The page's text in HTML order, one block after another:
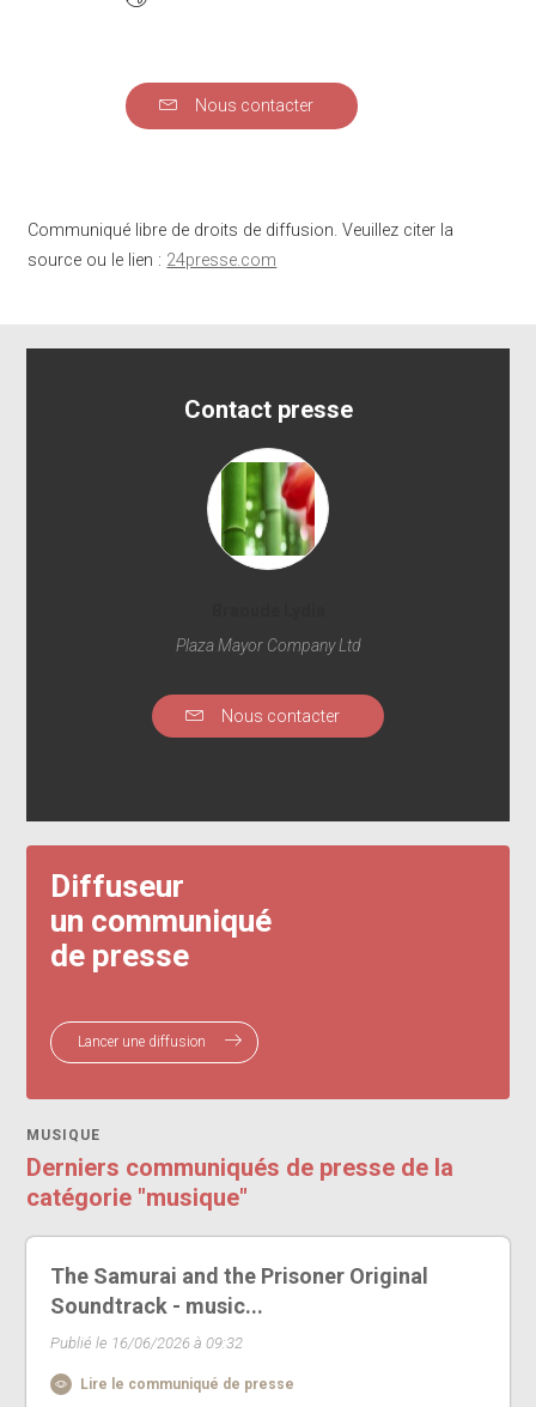
Nous contacter
Communiqué libre de droits de diffusion. Veuillez citer la
source ou le lien : 24presse.com
Contact presse
Plaza Mayor Company Ltd
Nous contacter
Diffuseur
un communiqué
de presse
Lancer une diffusion
MUSIQUE
Derniers communiqués de presse de la
catégorie "musique"
The Samurai and the Prisoner Original
Soundtrack - music...
Publié le 16/06/2026 à 09:32
Lire le communiqué de presse